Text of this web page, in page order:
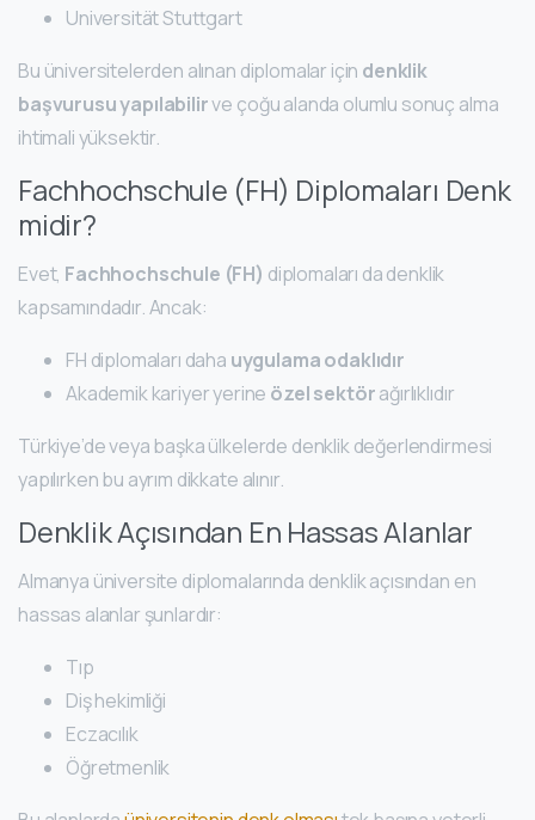
Universität Stuttgart
Bu üniversitelerden alınan diplomalar için denklik
başvurusu yapılabilirve çoğu alanda olumlu sonuç alma
ihtimali yüksektir.
Fachhochschule (FH) Diplomaları Denk
midir?
Evet, Fachhochschule (FH) diplomaları da denklik
kapsamındadır. Ancak:
FH diplomaları daha uygulama odaklıdır
Akademik kariyer yerine özel sektörağırlıklıdır
Türkiye’de veya başka ülkelerde denklik değerlendirmesi
yapılırken bu ayrım dikkate alınır.
Denklik Açısından En Hassas Alanlar
Almanya üniversite diplomalarında denklik açısından en
hassas alanlar şunlardır:
Tıp
Diş hekimliği
Eczacılık
Öğretmenlik